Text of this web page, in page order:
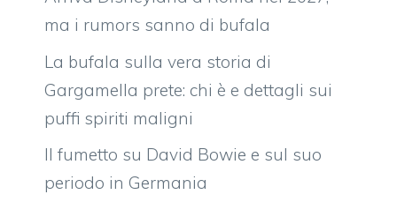
ma i rumors sanno di bufala
La bufala sulla vera storia di
Gargamella prete: chi è e dettagli sui
puffi spiriti maligni
Il fumetto su David Bowie e sul suo
periodo in Germania